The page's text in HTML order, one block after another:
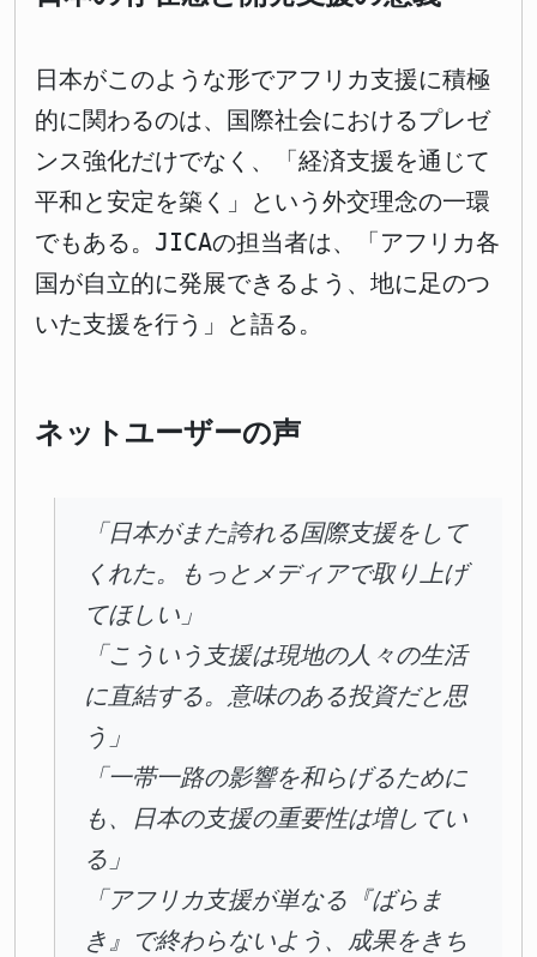
日本がこのような形でアフリカ支援に積極
的に関わるのは、国際社会におけるプレゼ
ンス強化だけでなく、「経済支援を通じて
平和と安定を築く」という外交理念の一環
でもある。JICAの担当者は、「アフリカ各
国が自立的に発展できるよう、地に足のつ
いた支援を行う」と語る。
ネットユーザーの声
「日本がまた誇れる国際支援をして
くれた。もっとメディアで取り上げ
てほしい」
「こういう支援は現地の人々の生活
に直結する。意味のある投資だと思
う」
「一帯一路の影響を和らげるために
も、日本の支援の重要性は増してい
る」
「アフリカ支援が単なる『ばらま
き』で終わらないよう、成果をきち